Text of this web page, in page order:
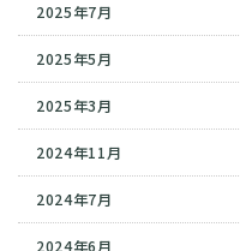
2025年7月
2025年5月
2025年3月
2024年11月
2024年7月
2024年6月